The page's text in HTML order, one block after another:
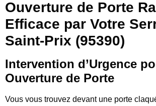
Ouverture de Porte
Efficace par Votre
Saint-Prix (95390)
Intervention d’Urgence
Ouverture de Porte
Vous vous trouvez devant une porte